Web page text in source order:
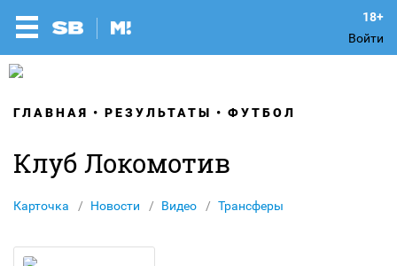
Войти
ГЛАВНАЯ РЕЗУЛЬТАТЫ ФУТБОЛ
Клуб Локомотив
Карточка Новости Видео Трансферы